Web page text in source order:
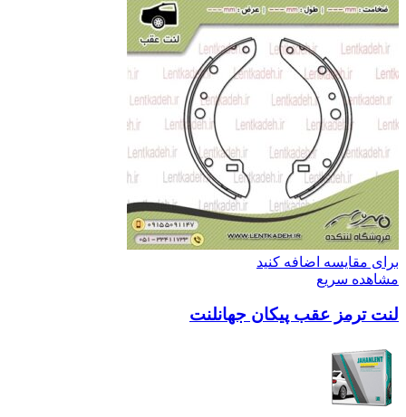
برای مقایسه اضافه کنید
مشاهده سریع
لنت ترمز عقب پیکان جهانلنت